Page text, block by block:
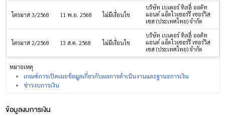
ไตรมาส 3/2568 11 พ.ย. 2568 ไม่มีเงื่อนไข
บริษัท เบเคอร์ ทิลลี่ ออดิท
แอนด์ แอ็ดไวเซอร์รี่ เซอร์วิส
เซส (ประเทศไทย) จำกัด
ไตรมาส 2/2568 13 ส.ค. 2568 ไม่มีเงื่อนไข
บริษัท เบเคอร์ ทิลลี่ ออดิท
แอนด์ แอ็ดไวเซอร์รี่ เซอร์วิส
เซส (ประเทศไทย) จำกัด
หมายเหตุ
เกณฑ์การเปิดเผยข้อมูลเกี่ยวกับผลการดำเนินงานและฐานะการเงิน
ข่าวงบการเงิน
ข้อมูลงบการเงิน